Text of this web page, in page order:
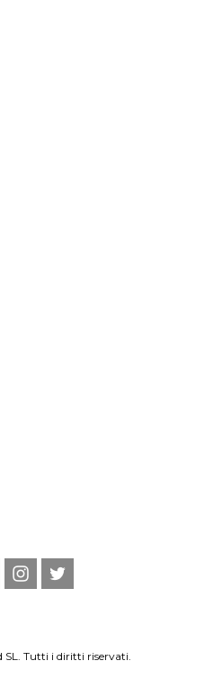
i
n
r
a
t
w
r
SL. Tutti i diritti riservati.